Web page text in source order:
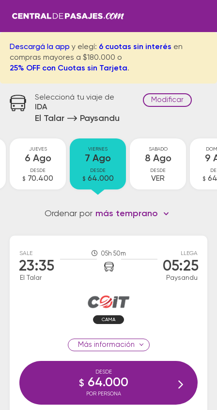
Descargá la app y elegí: 6 cuotas sin interés en
compras mayores a $180.000 o
25% OFF con Cuotas sin Tarjeta.
Seleccioná tu viaje de
IDA
El Talar Paysandu
Modificar
JUEVES
6 Ago
DESDE
$ 70.400
VIERNES
7 Ago
DESDE
$ 64.000
SABADO
8 Ago
DESDE
VER
9
$
Ordenar por más temprano
SALE
23:35
El Talar
05h 50m LLEGA
05:25
Paysandu
CAMA
información
DESDE
$ 64.000
POR PERSONA